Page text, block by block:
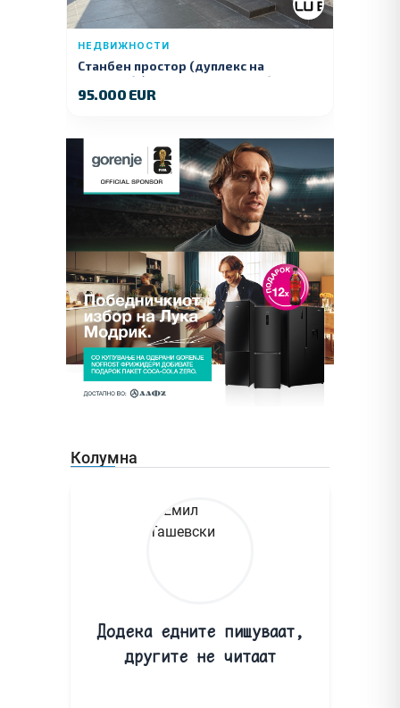
НЕДВИЖНОСТИ
Станбен простор (дуплекс на
продажба) – Ул. Стојан Арсов бр. 1,
Куманово
95.000 EUR
Колумна
Додека едните пишуваат,
другите не читаат